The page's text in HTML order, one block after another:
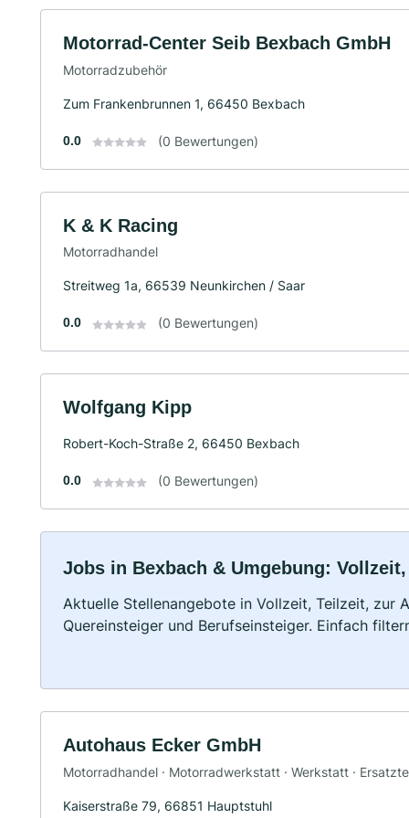
Motorrad-Center Seib Bexbach GmbH
Motorradzubehör
Zum Frankenbrunnen 1, 66450 Bexbach
0.0 (0 Bewertungen)
K & K Racing
Motorradhandel
Streitweg 1a, 66539 Neunkirchen / Saar
0.0 (0 Bewertungen)
Wolfgang Kipp
Robert-Koch-Straße 2, 66450 Bexbach
0.0 (0 Bewertungen)
Jobs in Bexbach & Umgebung:
Aktuelle Stellenangebote in Vollzeit, Teilzeit, zur
Quereinsteiger und Berufseinsteiger. Einfach
Autohaus Ecker GmbH
Motorradhandel · Motorradwerkstatt · Werkstatt ·
Kaiserstraße 79, 66851 Hauptstuhl